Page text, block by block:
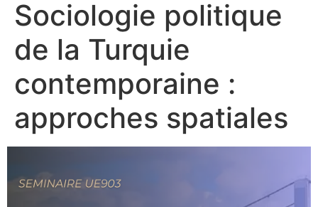
Sociologie politique
de la Turquie
contemporaine :
approches spatiales